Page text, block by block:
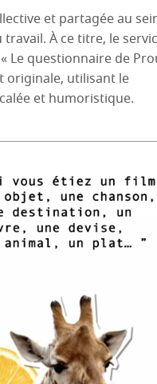
et partagée au
À ce titre, le
Le questionnaire de
originale, utilisant le
et humoristique.